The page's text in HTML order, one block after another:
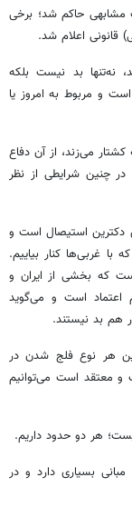
مشابهی حاکم شد؛ برخی
قانونی اعلام شد.
نه‌تنها بد نیست بلکه
و مربوط به امروز یا
می‌زند، از آن دفاع
چنین شرایطی از نظر
دکترین استیصال است و
غربی‌ها کنار بیاییم.
که بخشی از ایران و
اعتماد است و می‌گوید
هم بد نیستند.
هر نوع فلج شدن در
معتقد است می‌توانیم
هر دو حدود داریم.
بسیاری دارد و در